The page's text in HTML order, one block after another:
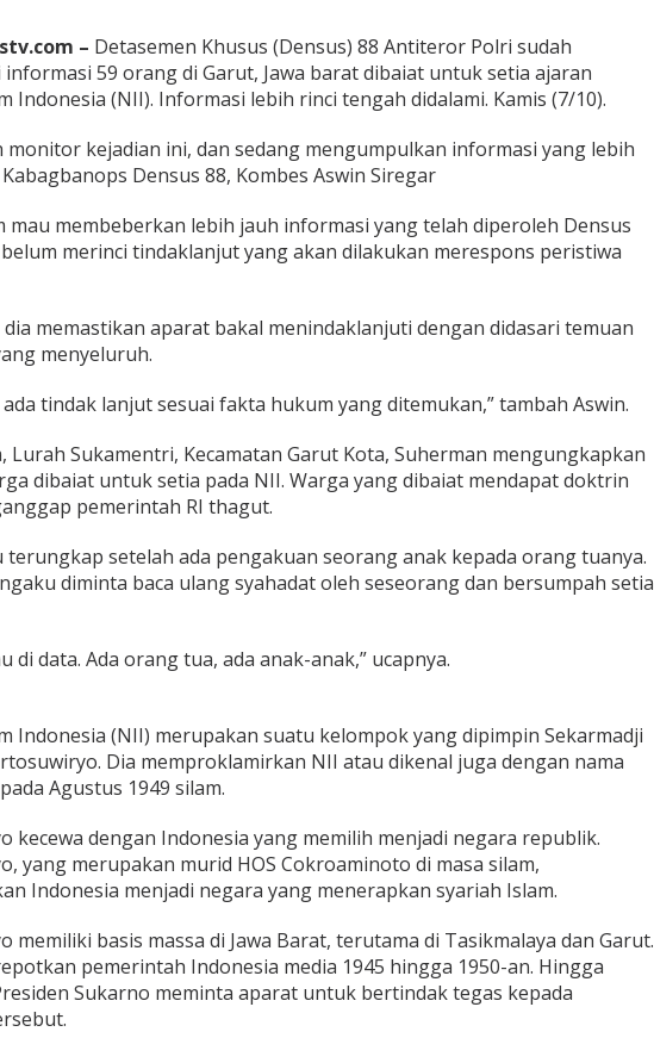
– Detasemen Khusus (Densus) 88 Antiteror Polri sudah
59 orang di Garut, Jawa barat dibaiat untuk setia ajaran
Indonesia (NII). Informasi lebih rinci tengah didalami. Kamis (7/10).
monitor kejadian ini, dan sedang mengumpulkan informasi yang lebih
Densus 88, Kombes Aswin Siregar
mau membeberkan lebih jauh informasi yang telah diperoleh Densus
merinci tindaklanjut yang akan dilakukan merespons peristiwa
memastikan aparat bakal menindaklanjuti dengan didasari temuan
menyeluruh.
tindak lanjut sesuai fakta hukum yang ditemukan,” tambah Aswin.
Lurah Sukamentri, Kecamatan Garut Kota, Suherman mengungkapkan
dibaiat untuk setia pada NII. Warga yang dibaiat mendapat doktrin
pemerintah RI thagut.
terungkap setelah ada pengakuan seorang anak kepada orang tuanya.
diminta baca ulang syahadat oleh seseorang dan bersumpah setia
di data. Ada orang tua, ada anak-anak,” ucapnya.
Indonesia (NII) merupakan suatu kelompok yang dipimpin Sekarmadji
Dia memproklamirkan NII atau dikenal juga dengan nama
Agustus 1949 silam.
kecewa dengan Indonesia yang memilih menjadi negara republik.
yang merupakan murid HOS Cokroaminoto di masa silam,
Indonesia menjadi negara yang menerapkan syariah Islam.
memiliki basis massa di Jawa Barat, terutama di Tasikmalaya dan Garut.
pemerintah Indonesia media 1945 hingga 1950-an. Hingga
Sukarno meminta aparat untuk bertindak tegas kepada